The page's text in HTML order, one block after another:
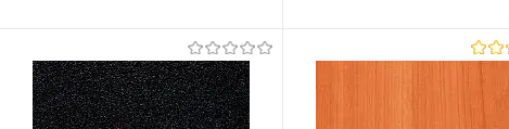
В корзину
Купить в 1 клик К сравнению
В корзину